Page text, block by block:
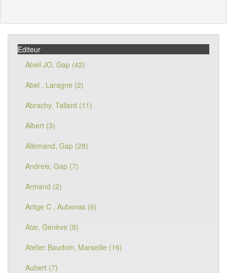
Editeur
Abeil JO, Gap (42)
Abel , Laragne (2)
Abrachy, Tallard (11)
Albert (3)
Allemand, Gap (28)
Andreis, Gap (7)
Armand (2)
Artige C , Aubenas (6)
Atar, Genève (8)
Atelier Baudoin, Marseille (16)
Aubert (7)